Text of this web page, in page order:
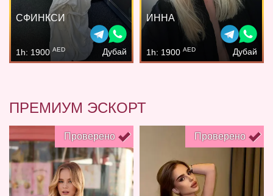
СФИНКСИ
1h: 1900 AED Дубай
ИННА
1h: 1900 AED Дубай
ПРЕМИУМ ЭСКОРТ
Проверено Проверено